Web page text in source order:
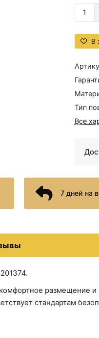
В
Тип
Все
7 дней на
размещение
стандартам